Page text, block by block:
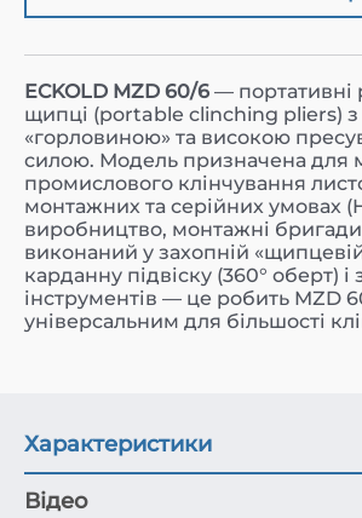
ECKOLD MZD 60/6 — портативні
щипці (portable clinching pliers)
«горловиною» та високою
силою. Модель призначена для
промислового клінчування
монтажних та серійних умовах
виробництво, монтажні
виконаний у захопній
карданну підвіску (360° оберт) і
інструментів — це робить MZD
універсальним для більшості
Характеристики
Відео